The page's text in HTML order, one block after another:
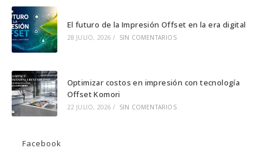
El futuro de la Impresión Offset en la era digital
28 JULIO, 2026 / SIN COMENTARIOS
Optimizar costos en impresión con tecnología
Offset Komori
22 JULIO, 2026 / SIN COMENTARIOS
Facebook